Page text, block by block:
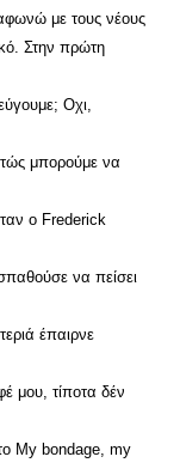
με τους νέους
Στην πρώτη
Οχι,
μπορούμε να
ο Frederick
να πείσει
έπαιρνε
μου, τίποτα δέν
My bondage, my